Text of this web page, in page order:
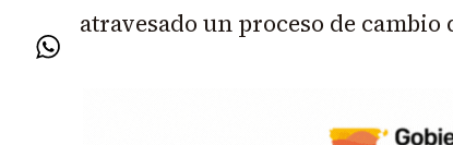
atravesado un proceso de